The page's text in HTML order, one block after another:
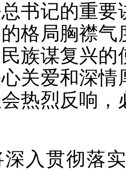
记的重要
格局胸襟
族谋复兴
关爱和深
热烈反响
贯彻落实